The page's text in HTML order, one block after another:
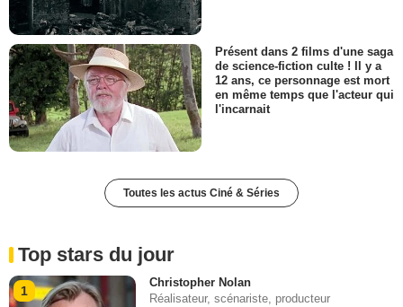
Présent dans 2 films d'une saga
de science-fiction culte ! Il y a
12 ans, ce personnage est mort
en même temps que l'acteur qui
l'incarnait
Toutes les actus Ciné & Séries
Top stars du jour
1
Christopher Nolan
Réalisateur, scénariste, producteur